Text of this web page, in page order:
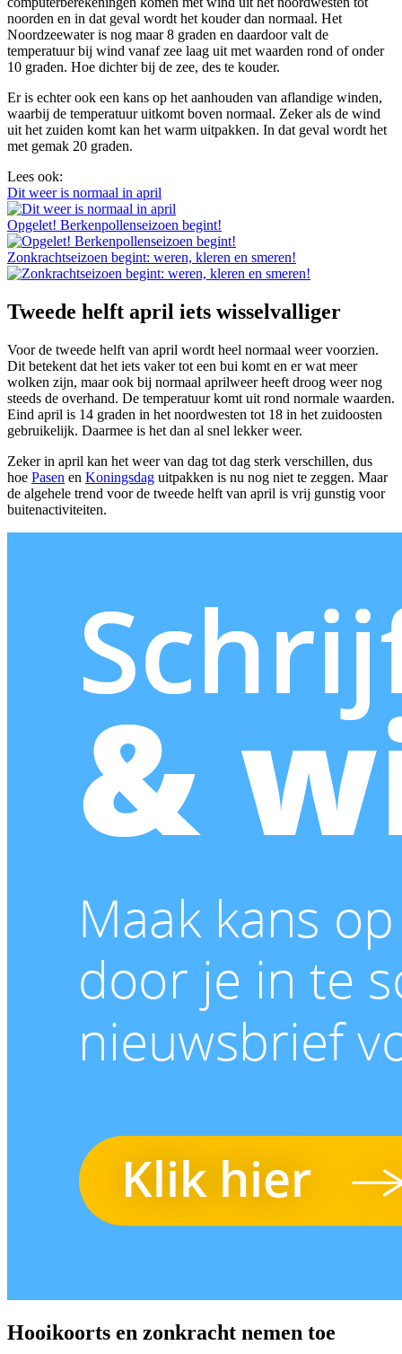
noorden en in dat geval wordt het kouder dan normaal. Het
Noordzeewater is nog maar 8 graden en daardoor valt de
temperatuur bij wind vanaf zee laag uit met waarden rond of onder
10 graden. Hoe dichter bij de zee, des te kouder.
Er is echter ook een kans op het aanhouden van aflandige winden,
waarbij de temperatuur uitkomt boven normaal. Zeker als de wind
uit het zuiden komt kan het warm uitpakken. In dat geval wordt het
met gemak 20 graden.
Lees ook:
Dit weer is normaal in april
Opgelet! Berkenpollenseizoen begint!
Zonkrachtseizoen begint: weren, kleren en smeren!
Tweede helft april iets wisselvalliger
Voor de tweede helft van april wordt heel normaal weer voorzien.
Dit betekent dat het iets vaker tot een bui komt en er wat meer
wolken zijn, maar ook bij normaal aprilweer heeft droog weer nog
steeds de overhand. De temperatuur komt uit rond normale waarden.
Eind april is 14 graden in het noordwesten tot 18 in het zuidoosten
gebruikelijk. Daarmee is het dan al snel lekker weer.
Zeker in april kan het weer van dag tot dag sterk verschillen, dus
hoe Pasen en Koningsdag uitpakken is nu nog niet te zeggen. Maar
de algehele trend voor de tweede helft van april is vrij gunstig voor
buitenactiviteiten.
Hooikoorts en zonkracht nemen toe